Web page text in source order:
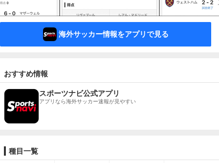
海外サッカー情報をアプリで見る
おすすめ情報
スポーツナビ公式アプリ
アプリなら海外サッカー速報が見やすい
種目一覧